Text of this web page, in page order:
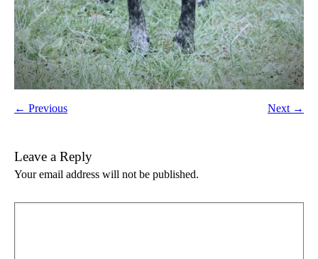
← Previous Next →
Leave a Reply
Your email address will not be published.